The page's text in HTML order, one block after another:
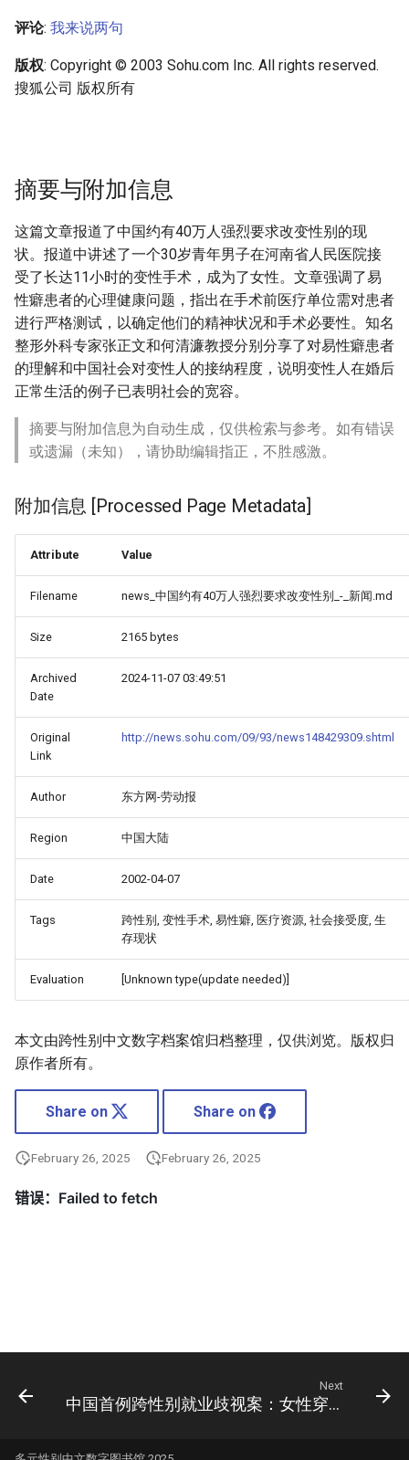
评论: 我来说两句
版权: Copyright © 2003 Sohu.com Inc. All rights reserved.
搜狐公司 版权所有
摘要与附加信息
这篇文章报道了中国约有40万人强烈要求改变性别的现
状。报道中讲述了一个30岁青年男子在河南省人民医院接
受了长达11小时的变性手术，成为了女性。文章强调了易
性癖患者的心理健康问题，指出在手术前医疗单位需对患者
进行严格测试，以确定他们的精神状况和手术必要性。知名
整形外科专家张正文和何清濂教授分别分享了对易性癖患者
的理解和中国社会对变性人的接纳程度，说明变性人在婚后
正常生活的例子已表明社会的宽容。
摘要与附加信息为自动生成，仅供检索与参考。如有错误
或遗漏（未知），请协助编辑指正，不胜感激。
附加信息 [Processed Page Metadata]
Attribute Value
Filename news_中国约有40万人强烈要求改变性别_-_新闻.md
Size 2165 bytes
Archived
Date
2024-11-07 03:49:51
Original
Link
http://news.sohu.com/09/93/news148429309.shtml
Author 东方网-劳动报
Region 中国大陆
Date 2002-04-07
Tags
跨性别, 变性手术, 易性癖, 医疗资源, 社会接受度, 生
存现状
Evaluation [Unknown type(update needed)]
本文由跨性别中文数字档案馆归档整理，仅供浏览。版权归
原作者所有。
Share on Share on
February 26, 2025 February 26, 2025
Next
中国首例跨性别就业歧视案：女性穿男装被开除